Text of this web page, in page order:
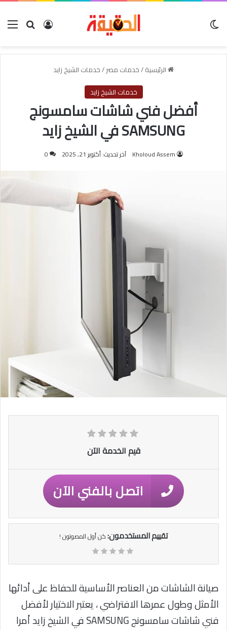
بحث عنتسجيل
الرئيسية/خدمات مصر/خدمات الشيخ زايد
خدمات الشيخ زايد
أفضل فني شاشات سامسونج
SAMSUNG في الشيخ زايد
Kholoud Assem آخر تحديث: أكتوبر 21, 2025 0
قيم الخدمة الآن
اتصل بالفني الآن
تقييم المستخدمون:كن أول المصوتون !
صيانة الشاشات من العناصر الأساسية للحفاظ على أدائها
الأمثل وطول عمرها الافتراضي ، يعتبر الاختيار لأفضل
فني شاشات سامسونج SAMSUNG في الشيخ زايد أمرا